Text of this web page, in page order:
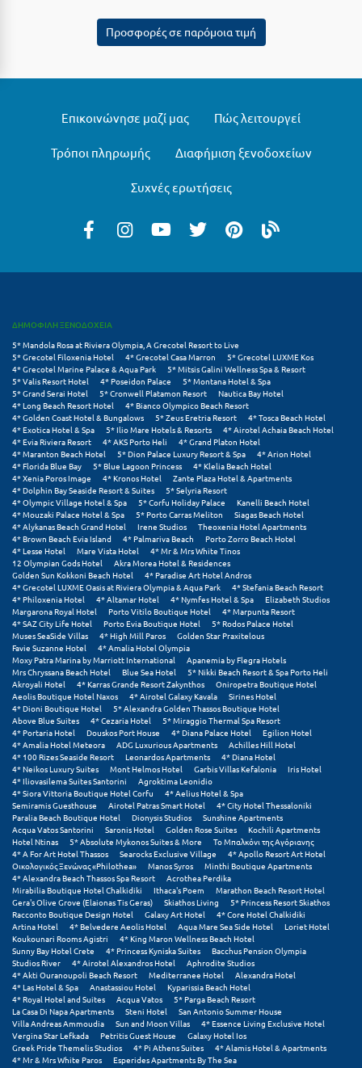
Μετέωρα
Μέτσοβο
Μπαλί Κρήτης
Μπούκα Μεσσηνίας
Μύκονος
Μυστράς
Μυτιλήνη
Ν
Νάξος
Νάουσα
Ναυπακτία
Ναύπλιο
Νέα Μάκρη
Νέα Στύρα Εύβοιας
Νέοι Πόροι Πιερίας
Ξ
Ξυλόκαστρο
Ο
Ορεινή Αρκαδία
Ορεινή Ναυπακτία
Π
Πάλαιρος
Παξοί
Παραλία Κατερίνης
Παραλία Λιτοχώρου
Παράλιο Άστρος
Προσφορές σε παρόμοια τιμή
Επικοινώνησε μαζί μας Πώς λειτουργεί
Τρόποι πληρωμής Διαφήμιση ξενοδοχείων
Συχνές ερωτήσεις
ΔΗΜΟΦΙΛΗ ΞΕΝΟΔΟΧΕΙΑ
5* Mandola Rosa at Riviera Olympia, A Grecotel Resort to Live
5* Grecotel Filoxenia Hotel
4* Grecotel Casa Marron
5* Grecotel LUXME Kos
4* Grecotel Marine Palace & Aqua Park
5* Mitsis Galini Wellness Spa & Resort
5* Valis Resort Hotel
4* Poseidon Palace
5* Montana Hotel & Spa
5* Grand Serai Hotel
5* Cronwell Platamon Resort
Nautica Bay Hotel
4* Long Beach Resort Hotel
4* Bianco Olympico Beach Resort
4* Golden Coast Hotel & Bungalows
5* Zeus Eretria Resort
4* Tosca Beach Hotel
4* Exotica Hotel & Spa
5* Ilio Mare Hotels & Resorts
4* Airotel Achaia Beach Hotel
4* Evia Riviera Resort
4* AKS Porto Heli
4* Grand Platon Hotel
4* Maranton Beach Hotel
5* Dion Palace Luxury Resort & Spa
4* Arion Hotel
4* Florida Blue Bay
5* Blue Lagoon Princess
4* Klelia Beach Hotel
4* Xenia Poros Image
4* Kronos Hotel
Zante Plaza Hotel & Apartments
4* Dolphin Bay Seaside Resort & Suites
5* Selyria Resort
4* Olympic Village Hotel & Spa
5* Corfu Holiday Palace
Kanelli Beach Hotel
4* Mouzaki Palace Hotel & Spa
5* Porto Carras Meliton
Siagas Beach Hotel
4* Alykanas Beach Grand Hotel
Irene Studios
Theoxenia Hotel Apartments
4* Brown Beach Evia Island
4* Palmariva Beach
Porto Zorro Beach Hotel
4* Lesse Hotel
Mare Vista Hotel
4* Mr & Mrs White Tinos
12 Olympian Gods Hotel
Akra Morea Hotel & Residences
Golden Sun Kokkoni Beach Hotel
4* Paradise Art Hotel Andros
4* Grecotel LUXME Oasis at Riviera Olympia & Aqua Park
4* Stefania Beach Resort
4* Philoxenia Hotel
4* Altamar Hotel 4* Nymfes Hotel & Spa
Elizabeth Studios
Margarona Royal Hotel
Porto Vitilo Boutique Hotel
4* Marpunta Resort
4* SAZ City Life Hotel
Porto Evia Boutique Hotel
5* Rodos Palace Hotel
Muses SeaSide Villas
4* High Mill Paros
Golden Star Praxitelous
Favie Suzanne Hotel
4* Amalia Hotel Olympia
Moxy Patra Marina by Marriott International
Apanemia by Flegra Hotels
Mrs Chryssana Beach Hotel
Blue Sea Hotel
5* Nikki Beach Resort & Spa Porto Heli
Akroyali Hotel
4* Karras Grande Resort Zakynthos
Oniropetra Boutique Hotel
Aeolis Boutique Hotel Naxos
4* Airotel Galaxy Kavala
Sirines Hotel
4* Dioni Boutique Hotel
5* Alexandra Golden Thassos Boutique Hotel
Above Blue Suites
4* Cezaria Hotel
5* Miraggio Thermal Spa Resort
4* Portaria Hotel
Douskos Port House 4* Diana Palace Hotel
Egilion Hotel
4* Amalia Hotel Meteora
ADG Luxurious Apartments
Achilles Hill Hotel
4* 100 Rizes Seaside Resort
Leonardos Apartments
4* Diana Hotel
4* Neikos Luxury Suites
Mont Helmos Hotel Garbis Villas Kefalonia
Iris Hotel
4* Iliovasilema Suites Santorini
Agroktima Leonidio
4* Siora Vittoria Boutique Hotel Corfu
4* Aelius Hotel & Spa
Semiramis Guesthouse
Airotel Patras Smart Hotel
4* City Hotel Thessaloniki
Paralia Beach Boutique Hotel
Dionysis Studios
Sunshine Apartments
Acqua Vatos Santorini
Saronis Hotel Golden Rose Suites
Kochili Apartments
Hotel Ntinas
5* Absolute Mykonos Suites & More
Το Μπαλκόνι της Αγόριανης
4* A For Art Hotel Thassos
Searocks Exclusive Village
4* Apollo Resort Art Hotel
Οικολογικός Ξενώνας «Philothea»
Manos Syros
Minthi Boutique Apartments
4* Alexandra Beach Thassos Spa Resort
Acrothea Perdika
Mirabilia Boutique Hotel Chalkidiki
Ithaca's Poem
Marathon Beach Resort Hotel
Gera's Olive Grove (Elaionas Tis Geras)
Skiathos Living
5* Princess Resort Skiathos
Racconto Boutique Design Hotel
Galaxy Art Hotel
4* Core Hotel Chalkidiki
Artina Hotel
4* Belvedere Aeolis Hotel Aqua Mare Sea Side Hotel
Loriet Hotel
Koukounari Rooms Agistri
4* King Maron Wellness Beach Hotel
Sunny Bay Hotel Crete
4* Princess Kyniska Suites
Bacchus Pension Olympia
Studios River
4* Airotel Alexandros Hotel
Aphrodite Studios
4* Akti Ouranoupoli Beach Resort
Mediterranee Hotel
Alexandra Hotel
4* Las Hotel & Spa
Anastassiou Hotel
Kyparissia Beach Hotel
4* Royal Hotel and Suites
Acqua Vatos
5* Parga Beach Resort
La Casa Di Napa Apartments
Steni Hotel
San Antonio Summer House
Villa Andreas Ammoudia
Sun and Moon Villas
4* Essence Living Exclusive Hotel
Vergina Star Lefkada
Petritis Guest House
Galaxy Hotel Ios
Greek Pride Themelis Studios
4* Pi Athens Suites
4* Alamis Hotel & Apartments
4* Mr & Mrs White Paros
Esperides Apartments By The Sea